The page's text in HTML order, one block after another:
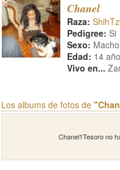
Chanel
Raza:
Pedigree: Si
Sexo: Macho
Edad: 14
Vivo en...
Los albums de fotos de
Chanel1Tesoro no